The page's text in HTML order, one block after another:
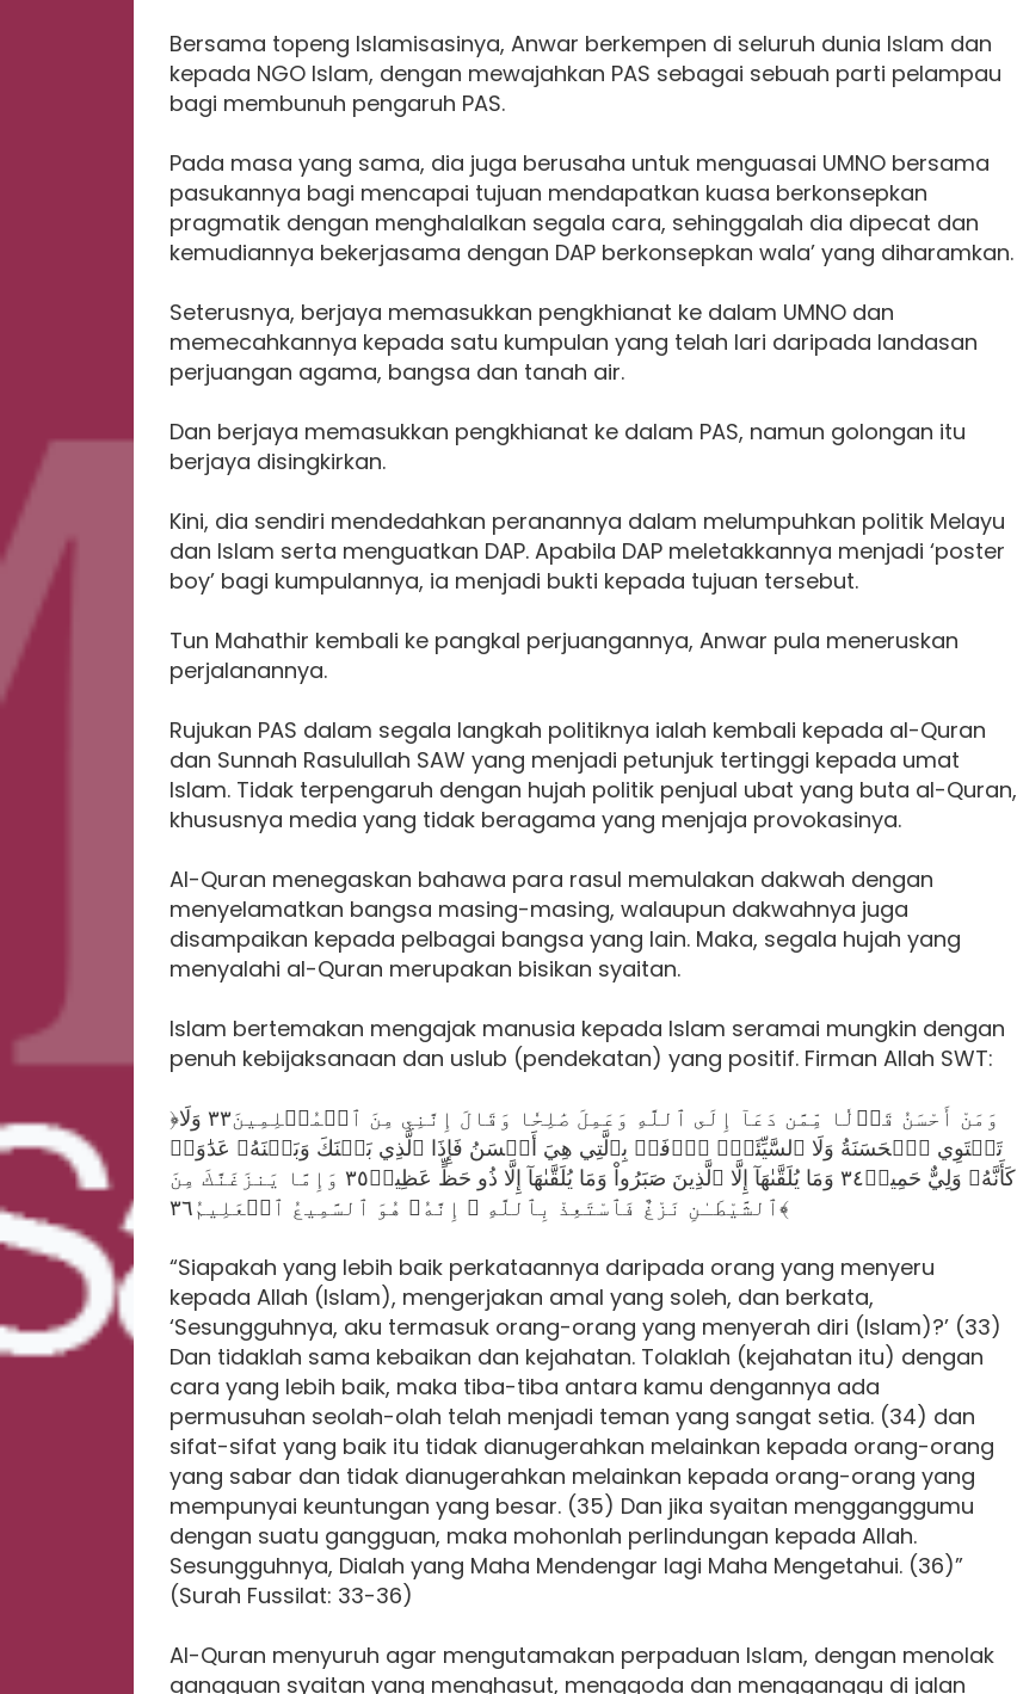
Bersama topeng Islamisasinya, Anwar berkempen di seluruh dunia Islam dan
kepada NGO Islam, dengan mewajahkan PAS sebagai sebuah parti pelampau
bagi membunuh pengaruh PAS.
Pada masa yang sama, dia juga berusaha untuk menguasai UMNO bersama
pasukannya bagi mencapai tujuan mendapatkan kuasa berkonsepkan
pragmatik dengan menghalalkan segala cara, sehinggalah dia dipecat dan
kemudiannya bekerjasama dengan DAP berkonsepkan wala’ yang diharamkan.
Seterusnya, berjaya memasukkan pengkhianat ke dalam UMNO dan
memecahkannya kepada satu kumpulan yang telah lari daripada landasan
perjuangan agama, bangsa dan tanah air.
Dan berjaya memasukkan pengkhianat ke dalam PAS, namun golongan itu
berjaya disingkirkan.
Kini, dia sendiri mendedahkan peranannya dalam melumpuhkan politik Melayu
dan Islam serta menguatkan DAP. Apabila DAP meletakkannya menjadi ‘poster
boy’ bagi kumpulannya, ia menjadi bukti kepada tujuan tersebut.
Tun Mahathir kembali ke pangkal perjuangannya, Anwar pula meneruskan
perjalanannya.
Rujukan PAS dalam segala langkah politiknya ialah kembali kepada al-Quran
dan Sunnah Rasulullah SAW yang menjadi petunjuk tertinggi kepada umat
Islam. Tidak terpengaruh dengan hujah politik penjual ubat yang buta al-Quran,
khususnya media yang tidak beragama yang menjaja provokasinya.
Al-Quran menegaskan bahawa para rasul memulakan dakwah dengan
menyelamatkan bangsa masing-masing, walaupun dakwahnya juga
disampaikan kepada pelbagai bangsa yang lain. Maka, segala hujah yang
menyalahi al-Quran merupakan bisikan syaitan.
Islam bertemakan mengajak manusia kepada Islam seramai mungkin dengan
penuh kebijaksanaan dan uslub (pendekatan) yang positif. Firman Allah SWT:
﴿وَمَنْ أَحْسَنُ قَوۡلٗا مِّمَّن دَعَآ إِلَى ٱللَّهِ وَعَمِلَ صَٰلِحٗا وَقَالَ إِنَّنِي مِنَ ٱلۡمُسۡلِمِينَ٣٣ وَلَا
تَسۡتَوِي ٱلۡحَسَنَةُ وَلَا ٱلسَّيِّئَةُۚ ٱدۡفَعۡ بِٱلَّتِي هِيَ أَحۡسَنُ فَإِذَا ٱلَّذِي بَيۡنَكَ وَبَيۡنَهُۥ عَدَٰوَةٞ
كَأَنَّهُۥ وَلِيٌّ حَمِيمٞ٣٤ وَمَا يُلَقَّىٰهَآ إِلَّا ٱلَّذِينَ صَبَرُواْ وَمَا يُلَقَّىٰهَآ إِلَّا ذُو حَظٍّ عَظِيمٖ٣٥ وَإِمَّا يَنزَغَنَّكَ مِنَ
ٱلشَّيْطَـٰنِ نَزْغٌ فَٱسْتَعِذْ بِٱللَّهِ ۖ إِنَّهُۥ هُوَ ٱلسَّمِيعُ ٱلۡعَلِيمُ٣٦﴾
“Siapakah yang lebih baik perkataannya daripada orang yang menyeru
kepada Allah (Islam), mengerjakan amal yang soleh, dan berkata,
‘Sesungguhnya, aku termasuk orang-orang yang menyerah diri (Islam)?’ (33)
Dan tidaklah sama kebaikan dan kejahatan. Tolaklah (kejahatan itu) dengan
cara yang lebih baik, maka tiba-tiba antara kamu dengannya ada
permusuhan seolah-olah telah menjadi teman yang sangat setia. (34) dan
sifat-sifat yang baik itu tidak dianugerahkan melainkan kepada orang-orang
yang sabar dan tidak dianugerahkan melainkan kepada orang-orang yang
mempunyai keuntungan yang besar. (35) Dan jika syaitan mengganggumu
dengan suatu gangguan, maka mohonlah perlindungan kepada Allah.
Sesungguhnya, Dialah yang Maha Mendengar lagi Maha Mengetahui. (36)”
(Surah Fussilat: 33-36)
Al-Quran menyuruh agar mengutamakan perpaduan Islam, dengan menolak
gangguan syaitan yang menghasut, menggoda dan mengganggu di jalan